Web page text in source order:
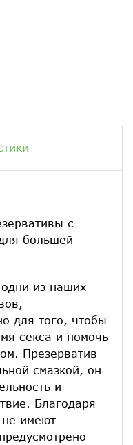
с
большей
из наших
для того, чтобы
секса и помочь
Презерватив
смазкой, он
и
Благодаря
не имеют